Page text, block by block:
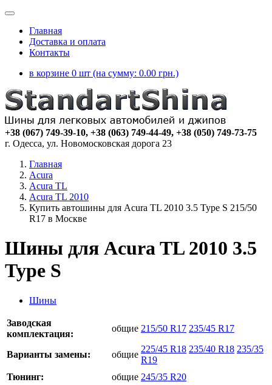
Главная
Доставка и оплата
Контакты
в корзине 0 шт (на сумму: 0.00 грн.)
+38 (067) 749-39-10, +38 (063) 749-44-49, +38 (050) 749-73-75
г. Одесса, ул. Новомосковская дорога 23
Главная
Acura
Acura TL
Acura TL 2010
Купить автошины для Acura TL 2010 3.5 Type S 215/50
R17 в Москве
Шины для Acura TL 2010 3.5
Type S
Шины
Заводская
комплектация:
общие 215/50 R17 235/45 R17
Варианты замены: общие
225/45 R18 235/40 R18 235/35
R19
Тюнинг:
общие 245/35 R20